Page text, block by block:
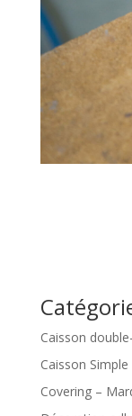
Caisson
Caisson Simple
Covering –